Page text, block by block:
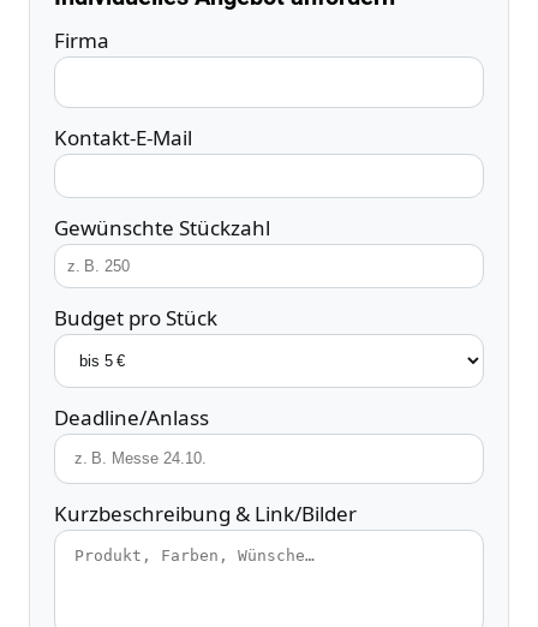
Firma
Kontakt‑E‑Mail
Gewünschte Stückzahl
Budget pro Stück
Deadline/Anlass
Kurzbeschreibung & Link/Bilder